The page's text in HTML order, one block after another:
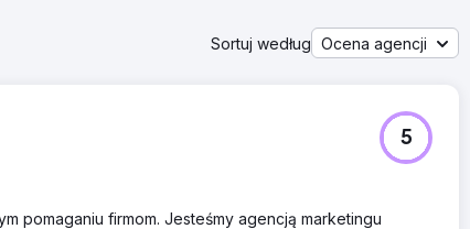
Sortuj według Ocena agencji
5
pomaganiu firmom. Jesteśmy agencją marketingu